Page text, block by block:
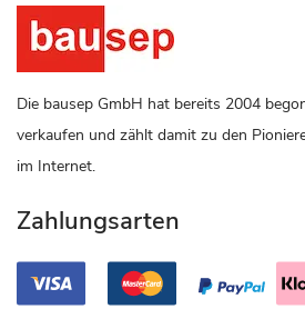
Die bausep GmbH hat bereits 2004
verkaufen und zählt damit zu den
im Internet.
Zahlungsarten